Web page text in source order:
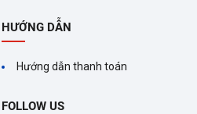
HƯỚNG DẪN
Hướng dẫn thanh toán
FOLLOW US